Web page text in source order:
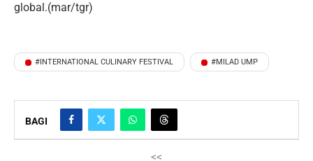
global.(mar/tgr)
#INTERNATIONAL CULINARY FESTIVAL #MILAD UMP
BAGI
<<